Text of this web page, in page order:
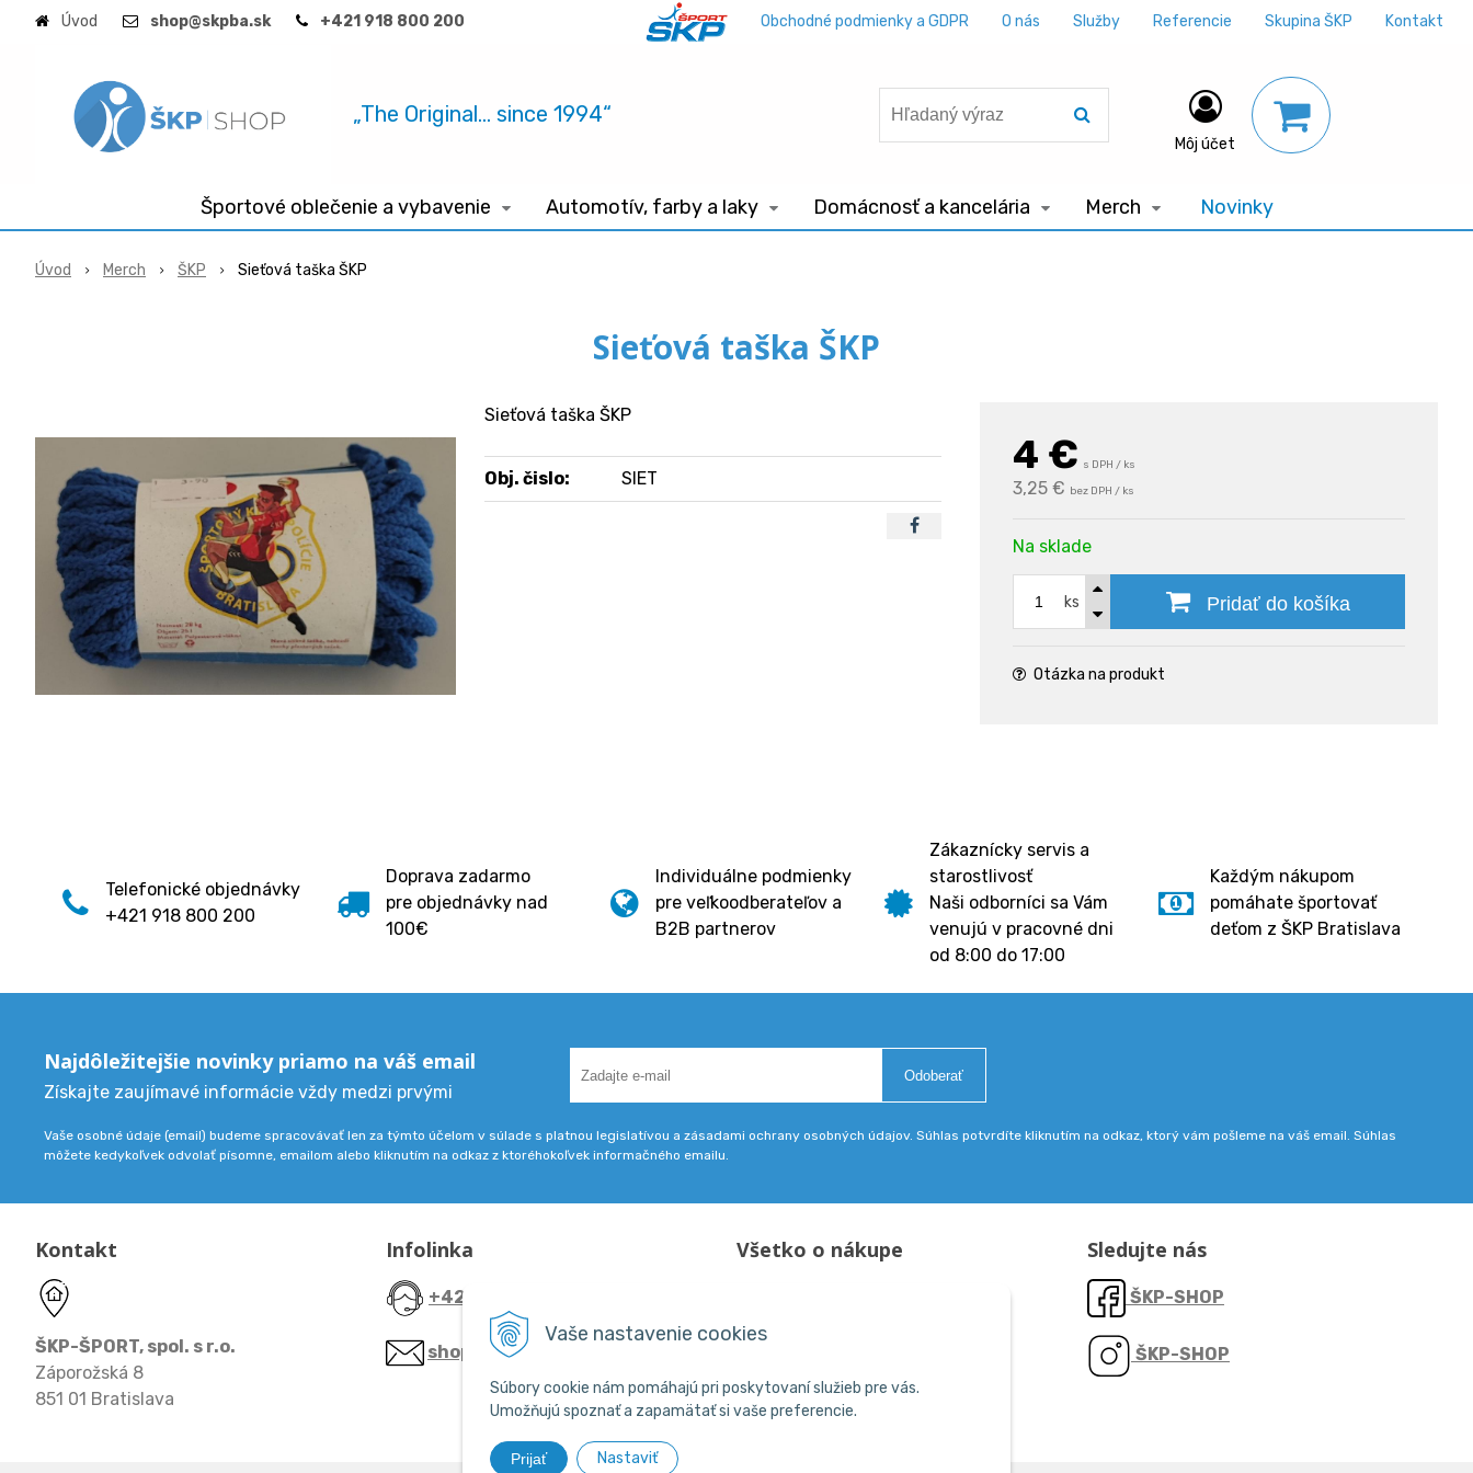
Vaše nastavenie cookies
Súbory cookie nám pomáhajú pri poskytovaní služieb pre vás.
Umožňujú spoznať a zapamätať si vaše preferencie.
Prijať Nastaviť
„The Original... since 1994“
Úvod shop@skpba.sk +421 918 800 200 Obchodné podmienky a GDPR O nás Služby Referencie Skupina ŠKP Kontakt
Môj účet
Športové oblečenie a vybavenie Automotív, farby a laky Domácnosť a kancelária Merch Novinky
Úvod Merch ŠKP Sieťová taška ŠKP
Sieťová taška ŠKP
4 € s DPH / ks
3,25 € bez DPH / ks
Na sklade
ks Pridať do košíka
Otázka na produkt
Sieťová taška ŠKP
Obj. čislo: SIET
Telefonické objednávky
+421 918 800 200
Doprava zadarmo
pre objednávky nad
100€
Individuálne podmienky
pre veľkoodberateľov a
B2B partnerov
Zákaznícky servis a
starostlivosť
Naši odborníci sa Vám
venujú v pracovné dni
od 8:00 do 17:00
Každým nákupom
pomáhate športovať
deťom z ŠKP Bratislava
Najdôležitejšie novinky priamo na váš email
Získajte zaujímavé informácie vždy medzi prvými
Odoberať
Vaše osobné údaje (email) budeme spracovávať len za týmto účelom v súlade s platnou legislatívou a zásadami ochrany osobných údajov. Súhlas potvrdíte kliknutím na odkaz, ktorý vám pošleme na váš email. Súhlas
môžete kedykoľvek odvolať písomne, emailom alebo kliknutím na odkaz z ktoréhokoľvek informačného emailu.
Kontakt
ŠKP-ŠPORT, spol. s r.o.
Záporožská 8
851 01 Bratislava
Infolinka
+421 918 800 200
shop@skpba.sk
Všetko o nákupe Sledujte nás
ŠKP-SHOP
ŠKP-SHOP